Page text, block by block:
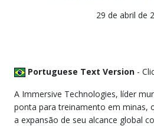
29 de abril de
Portuguese Text Version -
A Immersive Technologies, líder
ponta para treinamento em minas,
a expansão de seu alcance global